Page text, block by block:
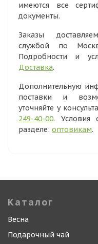
имеются все
документы.
Заказы
службой по
Подробности и
Доставка.
Дополнительную
поставки и
уточняйте у
249-40-00. Условия
разделе: оптовикам.
Каталог
Весна
Подарочный чай